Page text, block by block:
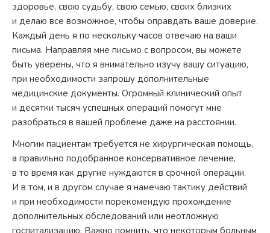
здоровье, свою судьбу, свою семью, своих близких
и делаю все возможное, чтобы оправдать ваше доверие.
Каждый день я по нескольку часов отвечаю на ваши
письма. Направляя мне письмо с вопросом, вы можете
быть уверены, что я внимательно изучу вашу ситуацию,
при необходимости запрошу дополнительные
медицинские документы. Огромный клинический опыт
и десятки тысяч успешных операций помогут мне
разобраться в вашей проблеме даже на расстоянии.
Многим пациентам требуется не хирургическая помощь,
а правильно подобранное консервативное лечение,
в то время как другие нуждаются в срочной операции.
И в том, и в другом случае я намечаю тактику действий
и при необходимости порекомендую прохождение
дополнительных обследований или неотложную